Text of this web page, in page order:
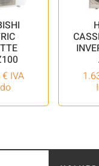
€ IVA